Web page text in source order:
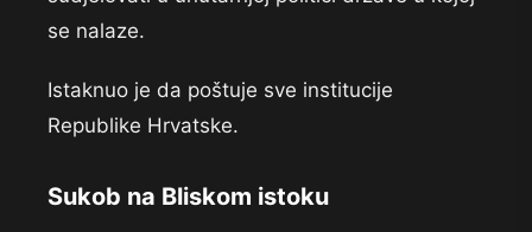
se nalaze.
Istaknuo je da poštuje sve institucije
Republike Hrvatske.
Sukob na Bliskom istoku